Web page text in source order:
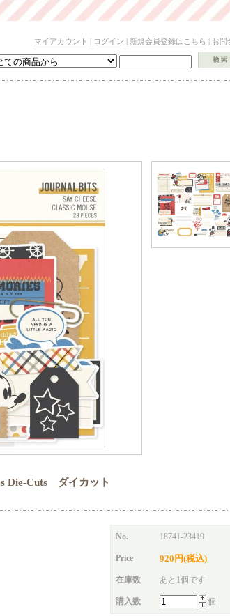
マイアカウント | ログイン | 新規会員登録はこちら | お問
Die-Cuts ダイカット
No. 18741-23419
Price 920円(税込)
在庫数 あと1個です
購入数 個